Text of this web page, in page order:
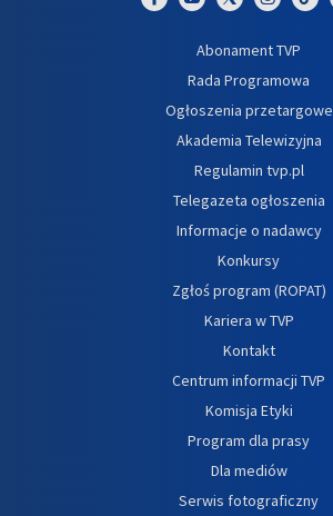
Abonament TVP
Rada Programowa
Ogłoszenia przetargowe
Akademia Telewizyjna
Regulamin tvp.pl
Telegazeta ogłoszenia
Informacje o nadawcy
Konkursy
Zgłoś program (ROPAT)
Kariera w TVP
Kontakt
Centrum informacji TVP
Komisja Etyki
Program dla prasy
Dla mediów
Serwis fotograficzny